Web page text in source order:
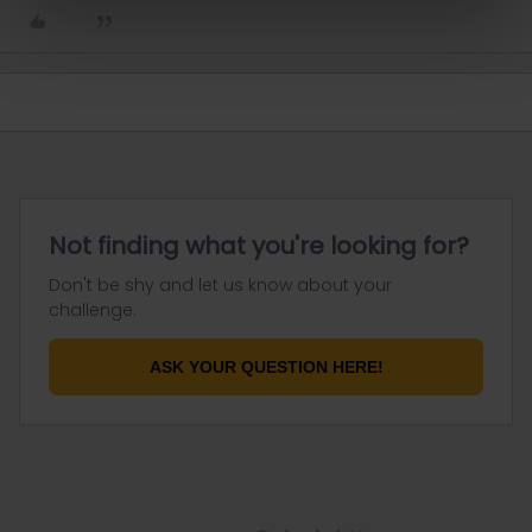
Not finding what you're looking for?
Don't be shy and let us know about your
challenge.
ASK YOUR QUESTION HERE!